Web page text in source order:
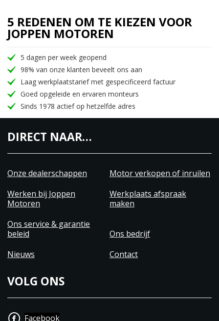
5 REDENEN OM TE KIEZEN VOOR
JOPPEN MOTOREN
5 dagen per week geopend
98% van onze klanten beveelt ons aan
Laag werkplaatstarief met gespecificeerd factuur
Goed opgeleide en ervaren monteurs
Sinds 1978 actief op hetzelfde adres
DIRECT NAAR…
Onze dealerschappen
Motor verkopen of inruilen
Werken bij Joppen
Motoren
Werkplaats afspraak
maken
Ons service & garantie
beleid
Ons bedrijf
Nieuws
Contact
VOLG ONS
Facebook